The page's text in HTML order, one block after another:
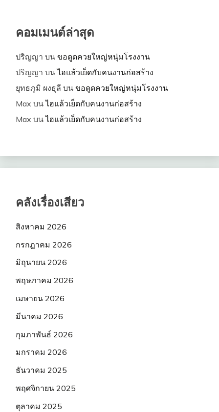
คอมเมนต์ล่าสุด
ปริญญา บน ขอดูดควยใหญ่หนุ่มโรงงาน
ปริญญา บนไฮแล้วเย็ดกับคนงานก่อสร้าง
ยุทธภูมิ ผงธุลี บน ขอดูดควยใหญ่หนุ่มโรงงาน
Max บนไฮแล้วเย็ดกับคนงานก่อสร้าง
Max บนไฮแล้วเย็ดกับคนงานก่อสร้าง
คลังเรื่องเสียว
สิงหาคม 2026
กรกฎาคม 2026
มิถุนายน 2026
พฤษภาคม 2026
เมษายน 2026
มีนาคม 2026
กุมภาพันธ์ 2026
มกราคม 2026
ธันวาคม 2025
พฤศจิกายน 2025
ตุลาคม 2025